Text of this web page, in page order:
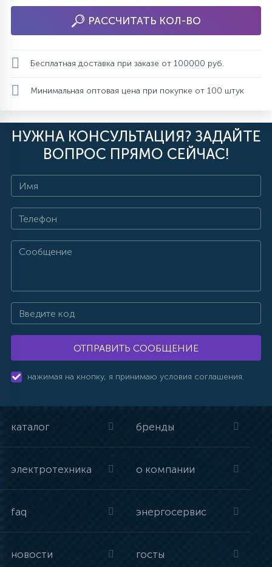
РАССЧИТАТЬ КОЛ-ВО
Бесплатная доставка при заказе от 100000 руб.
Минимальная оптовая цена при покупке от 100 штук
НУЖНА КОНСУЛЬТАЦИЯ? ЗАДАЙТЕ
ВОПРОС ПРЯМО СЕЙЧАС!
ОТПРАВИТЬ СООБЩЕНИЕ
нажимая на кнопку, я принимаю условия соглашения.
каталог бренды
электротехника о компании
faq энергосервис
новости госты